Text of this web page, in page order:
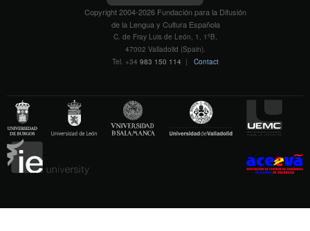
Copyright 2004-2026 Fundación para la Difusión
de la Lengua y Cultura Española
C. de Fray Luis de León, 1, 1ºB,
47002 Valladolid (Spain).
Tel. +34 983 150 114 | Contact